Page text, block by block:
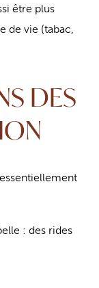
être plus
de vie (tabac,
DES
: des rides